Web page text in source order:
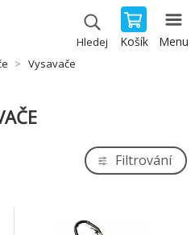
Hledej Košík Menu
Vysavače
Filtrování